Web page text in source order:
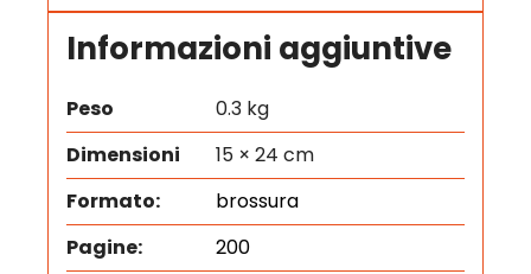
Informazioni aggiuntive
Peso
0.3 kg
Dimensioni
15 × 24 cm
Formato:
brossura
Pagine:
200